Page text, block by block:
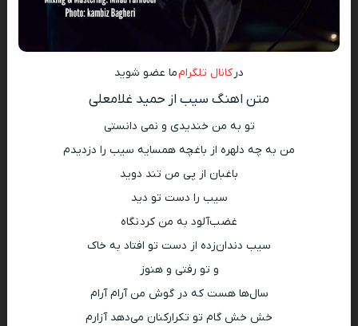
در کانال تلگرامما عضو شوید
متن اهنگ سیب از حمید غلامعلی
تو به من خندیدی و نمی دانستی
من به چه دلهره از باغچه همسایه سیب را دزدیدم
باغبان از پی من تند دوید
سیب را دست تو دید
غضب‌آلود به من کرد نگاه
سیب دندان‌زده از دست تو افتاد به خاک
و تو رفتی و هنوز
سال‌ها هست که در گوش من آرام آرام
خش خش گام تو تکرارکنان می‌دهد آزارم